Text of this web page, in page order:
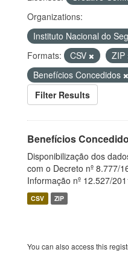
Organizations:
Instituto Nacional do
Formats:
CSV ZIP
Benefícios Concedidos
Filter Results
Benefícios
Disponibilização dos
com o Decreto nº 8.777/
Informação nº 12.527/
CSV ZIP
You can also access this